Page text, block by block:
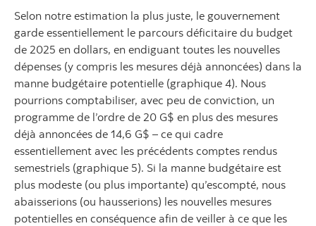
Selon notre estimation la plus juste, le gouvernement
garde essentiellement le parcours déficitaire du budget
de 2025 en dollars, en endiguant toutes les nouvelles
dépenses (y compris les mesures déjà annoncées) dans la
manne budgétaire potentielle (graphique 4). Nous
pourrions comptabiliser, avec peu de conviction, un
programme de l’ordre de 20 G$ en plus des mesures
déjà annoncées de 14,6 G$ – ce qui cadre
essentiellement avec les précédents comptes rendus
semestriels (graphique 5). Si la manne budgétaire est
plus modeste (ou plus importante) qu’escompté, nous
abaisserions (ou hausserions) les nouvelles mesures
potentielles en conséquence afin de veiller à ce que les